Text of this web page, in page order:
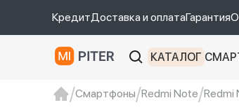
КредитДоставка и оплатаГарантия
КАТАЛОГ
Смартфоны Redmi Note Redmi